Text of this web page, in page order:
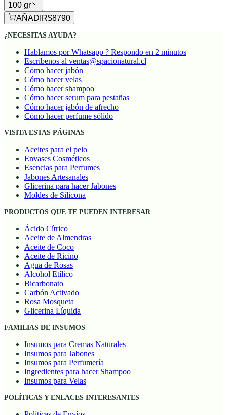
100 gr
AÑADIR$8790
¿NECESITAS AYUDA?
Hablamos por Whatsapp ? Respondo en 2 minutos
Escríbenos al ventas@spacionatural.cl
Cómo hacer jabón
Cómo hacer velas
Cómo hacer shampoo
Cómo hacer serum para pestañas
Cómo hacer jabón de afrecho
Cómo hacer perfume sólido
VISITA ESTAS PÁGINAS
Aceites para el pelo
Envases Cosméticos
Esencias para Perfumes
Jabones Artesanales
Glicerina para hacer Jabones
Moldes de Silicona
PRODUCTOS QUE TE PUEDEN INTERESAR
Ácido Cítrico
Aceite de Almendras
Aceite de Coco
Aceite de Ricino
Agua de Rosas
Alcohol Etílico
Bicarbonato
Carbón Activado
Rosa Mosqueta
Glicerina Líquida
FAMILIAS DE INSUMOS
Insumos para Cremas Naturales
Insumos para Jabones
Insumos para Perfumería
Ingredientes para hacer Shampoo
Insumos para Velas
POLÍTICAS Y ENLACES INTERESANTES